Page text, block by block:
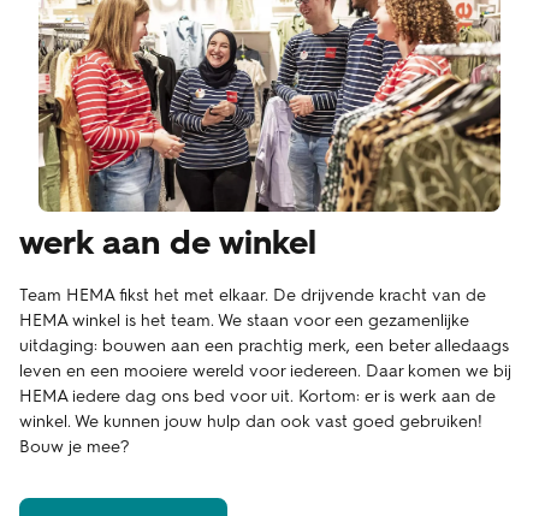
werk aan de winkel
Team HEMA fikst het met elkaar. De drijvende kracht van de
HEMA winkel is het team. We staan voor een gezamenlijke
uitdaging: bouwen aan een prachtig merk, een beter alledaags
leven en een mooiere wereld voor iedereen. Daar komen we bij
HEMA iedere dag ons bed voor uit. Kortom: er is werk aan de
winkel. We kunnen jouw hulp dan ook vast goed gebruiken!
Bouw je mee?